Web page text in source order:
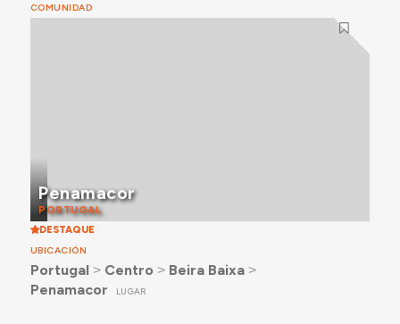
COMUNIDAD
Penamacor
PORTUGAL
DESTAQUE
UBICACIÓN
Portugal ˃ Centro ˃ Beira Baixa˃
Penamacor
LUGAR